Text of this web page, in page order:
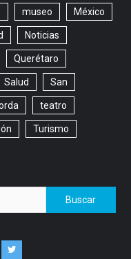
museo México
Noticias
Querétaro
Salud San
teatro
Turismo